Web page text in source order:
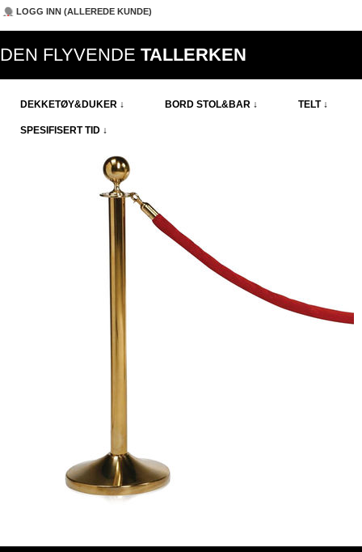
LOGG INN (ALLEREDE KUNDE)
DEN FLYVENDE TALLERKEN
DEKKETØY&DUKER ↓ BORD STOL&BAR ↓ TELT ↓
SPESIFISERT TID ↓